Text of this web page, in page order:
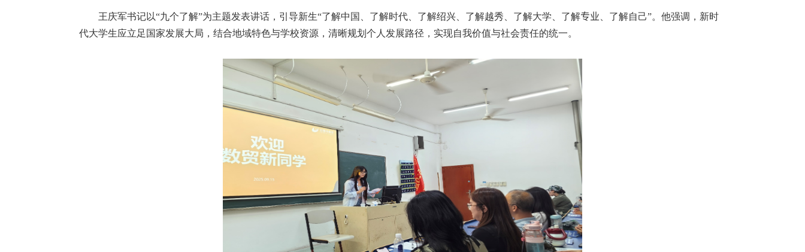
王庆军书记以“九个了解”为主题发表讲话，引导新生“了解中国、了解时代、了解绍兴、了解越秀、了解大学、了解专业 、了解自己”。他强调，新时
代大学生应立足国家发展大局，结合地域特色与学校资源，清晰规划个人发展路径，实现自我价值与社会责任的统一。